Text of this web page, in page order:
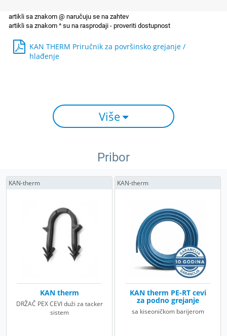
KAN THERM Priručnik za površinsko grejanje /
hlađenje
Više
Pribor
KAN therm
DRŽAČ PEX CEVI duži za tacker
sistem
KAN-therm
KAN therm PE-RT cevi
za podno grejanje
sa kiseoničkom barijerom
KAN-therm